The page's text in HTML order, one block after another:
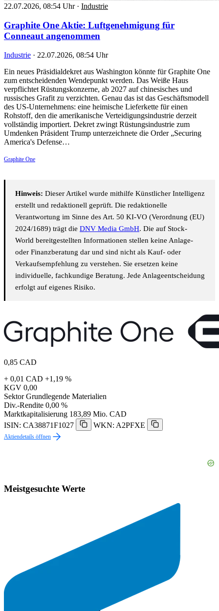
22.07.2026, 08:54 Uhr · Industrie
Graphite One Aktie: Luftgenehmigung für
Conneaut angenommen
Industrie · 22.07.2026, 08:54 Uhr
Ein neues Präsidialdekret aus Washington könnte für Graphite One
zum entscheidenden Wendepunkt werden. Das Weiße Haus
verpflichtet Rüstungskonzerne, ab 2027 auf chinesisches und
russisches Grafit zu verzichten. Genau das ist das Geschäftsmodell
des US-Unternehmens: eine heimische Lieferkette für einen
Rohstoff, den die amerikanische Verteidigungsindustrie derzeit
vollständig importiert. Dekret zwingt Rüstungsindustrie zum
Umdenken Präsident Trump unterzeichnete die Order „Securing
America's Defense…
Graphite One
Hinweis: Dieser Artikel wurde mithilfe Künstlicher Intelligenz
erstellt und redaktionell geprüft. Die redaktionelle
Verantwortung im Sinne des Art. 50 KI-VO (Verordnung (EU)
2024/1689) trägt die DNV Media GmbH. Die auf Stock-
World bereitgestellten Informationen stellen keine Anlage-
oder Finanzberatung dar und sind nicht als Kauf- oder
Verkaufsempfehlung zu verstehen. Sie ersetzen keine
individuelle, fachkundige Beratung. Jede Anlageentscheidung
erfolgt auf eigenes Risiko.
0,85 CAD
+ 0,01 CAD +1,19 %
KGV 0,00
Sektor Grundlegende Materialien
Div.-Rendite 0,00 %
Marktkapitalisierung 183,89 Mio. CAD
ISIN: CA38871F1027
WKN: A2PFXE
Aktiendetails öffnen
Meistgesuchte Werte